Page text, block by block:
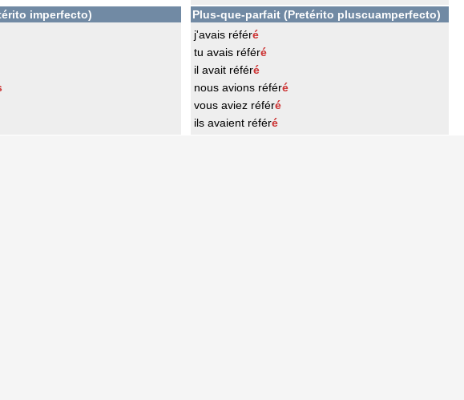
imperfecto)
Plus-que-parfait (Pretérito pluscuamperfecto)
j'avais référé
tu avais référé
il avait référé
nous avions référé
vous aviez référé
ils avaient référé